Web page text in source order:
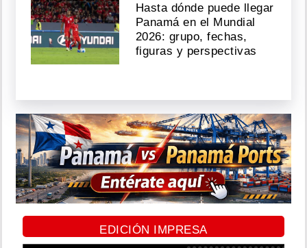
Hasta dónde puede llegar
Panamá en el Mundial
2026: grupo, fechas,
figuras y perspectivas
EDICIÓN IMPRESA